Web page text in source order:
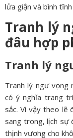
lửa giận và bình tĩnh
Tranh lý
đâu hợp
Tranh lý
Tranh lý ngư vọng
có ý nghĩa trang
sắc. Vì vậy theo lẽ
sang trọng, lịch sự
thịnh vượng cho